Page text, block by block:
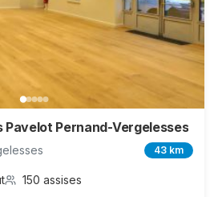
Pavelot Pernand-Vergelesses
43 km
150 assises